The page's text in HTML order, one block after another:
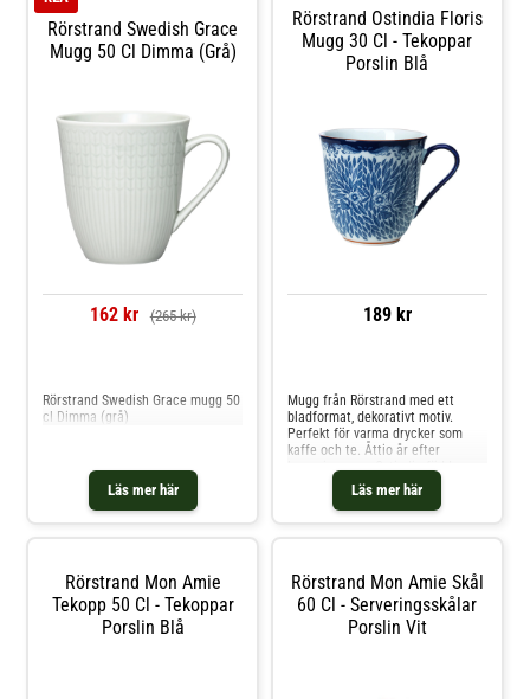
Rörstrand Swedish Grace
Mugg 50 Cl Dimma (grå)
162 kr (265 kr)
Läs mer här
Rörstrand Swedish Grace mugg 50
cl Dimma (grå)
Rörstrand Ostindia Floris
Mugg 30 Cl - Tekoppar
Porslin Blå
189 kr
Läs mer här
Mugg från Rörstrand med ett
bladformat, dekorativt motiv.
Perfekt för varma drycker som
kaffe och te. Åttio år efter
lanseringen av Ostindia föddes
Ostindia Floris 2012. Under det
senaste decenniet har
sortimentet blivit det självklara
från Rörstrand- Formgivning av
Caroline Slotte.- Bladformat,
dekorativt motiv.- Perfekt för
varma drycker som kaffe och te.-
Rörstrand Mon Amie
Tekopp 50 Cl - Tekoppar
Porslin Blå
Rörstrand Mon Amie Skål
60 Cl - Serveringsskålar
Porslin Vit